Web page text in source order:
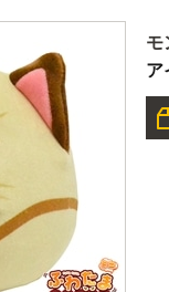
モ
ア